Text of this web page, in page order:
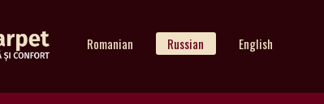
Romanian Russian English